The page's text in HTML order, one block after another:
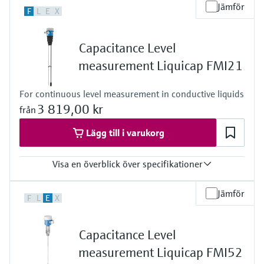
-50°C ... 400°C
(-58°F ... 752°F)
Process pressure / max. overpressure limit
Vacuum ... 10 bar
F L E X Jämför
Capacitance Level
measurement Liquicap FMI21
For continuous level measurement in conductive liquids
från 3 819,00 kr
Lägg till i varukorg
Visa en överblick över specifikationer
< 1%
-40 °C ... 100 °C
(-40 °F ... 212 °F)
Process pressure / max. overpressure limit
F L E X Jämför
Capacitance Level
measurement Liquicap FMI52